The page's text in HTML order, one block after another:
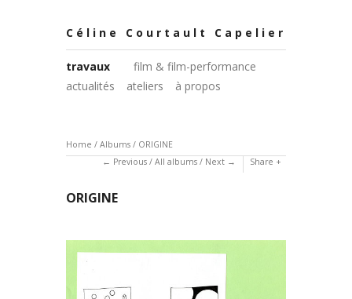
Céline Courtault Capelier
travaux
film & film-performance
actualités
ateliers à propos
Home / Albums / ORIGINE
Previous / All albums / Next Share
ORIGINE